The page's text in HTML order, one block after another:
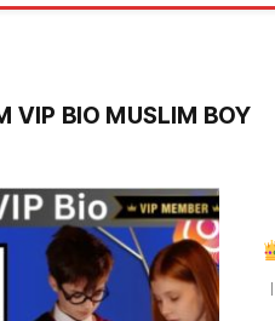
VIP BIO MUSLIM BOY